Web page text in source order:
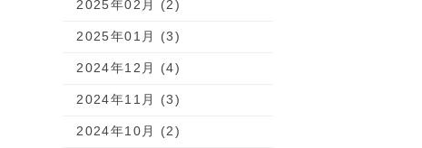
2025年02月 (2)
2025年01月 (3)
2024年12月 (4)
2024年11月 (3)
2024年10月 (2)